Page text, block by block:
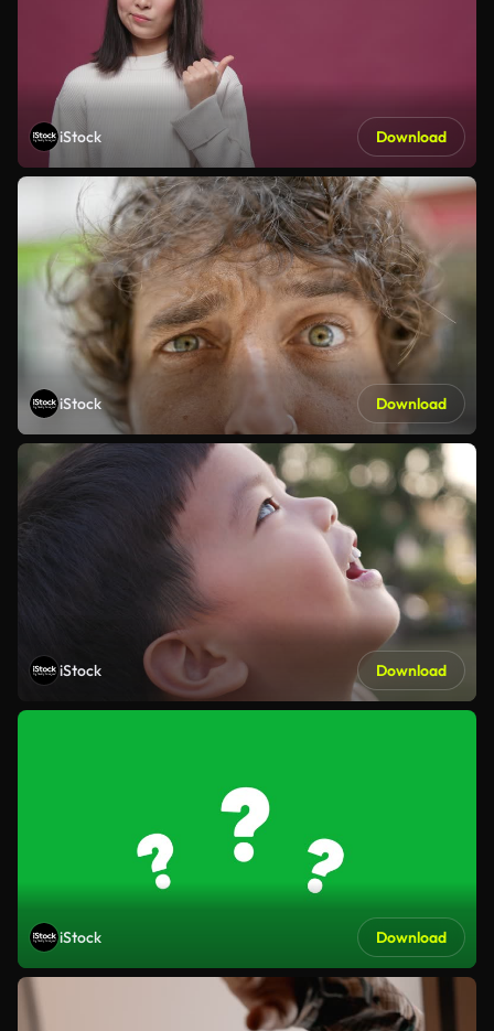
iStock Download
iStock Download
iStock Download
iStock Download